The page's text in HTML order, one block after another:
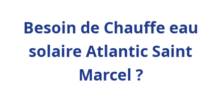
Besoin de Chauffe eau
solaire Atlantic Saint
Marcel ?